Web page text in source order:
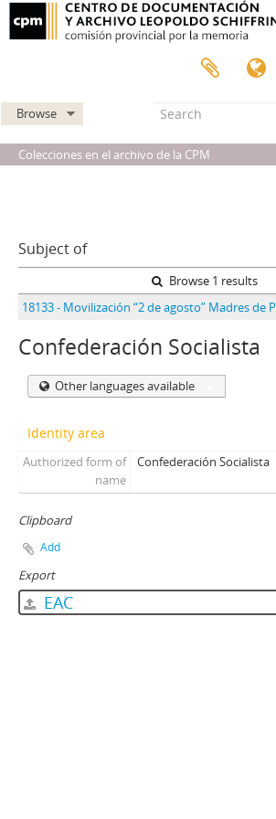
Browse
Colecciones en el archivo de la CPM
Subject of
Browse 1 results
18133 - Movilización “2 de agosto” Madres de
Confederación Socialista
Other languages available
Identity area
Authorized form of
name
Confederación Socialista
Clipboard
Add
Export
EAC